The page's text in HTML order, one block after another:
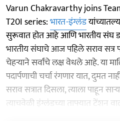
Varun Chakravarthy joins
T20I series:भारत-इंग्लंड
सुरूवात होत आहे आणि भारतीय संघ
भारतीय संघाचे आज पहिले सराव सत्र
चेहऱ्याने सर्वांचे लक्ष वेधले आहे. या
पदार्पणाची चर्चा रंगणार यात, दुमत
सराव सत्रात दिसला, त्याला पाहून
त्याचवेळी इंग्लंडच्या ताफ्यात टेंशन